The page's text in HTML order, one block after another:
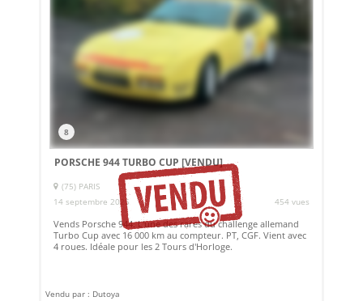
8
PORSCHE 944 TURBO CUP [VENDU]
(75) PARIS
14 septembre 2025
454 vues
Vends Porsche 944. L'une des rares du challenge allemand
Turbo Cup avec 16 000 km au compteur. PT, CGF. Vient avec
4 roues. Idéale pour les 2 Tours d'Horloge.
Vendu par : Dutoya